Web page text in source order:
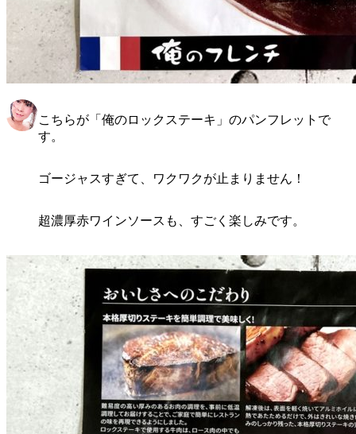
こちらが「俺のロックステーキ」のパンフレットで
す。
ゴージャスすぎて、ワクワクが止まりません！
超濃厚赤ワインソースも、すごく楽しみです。